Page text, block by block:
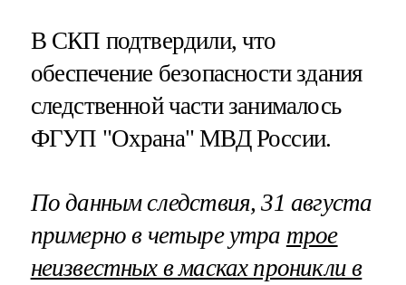
В СКП подтвердили, что
обеспечение безопасности здания
следственной части занималось
ФГУП "Охрана" МВД России.
По данным следствия, 31 августа
примерно в четыре утра трое
неизвестных в масках проникли в